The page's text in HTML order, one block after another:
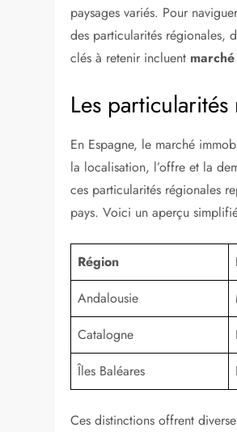
paysages variés. Pour
des particularités régionales,
clés à retenir incluent
Les
En Espagne, le marché
la localisation, l’offre et la
ces particularités régionales
pays. Voici un aperçu
Région
Andalousie
Catalogne
Îles Baléares
Ces distinctions offrent